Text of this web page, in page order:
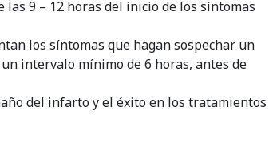
9 – 12 horas del inicio de los síntomas
los síntomas que hagan sospechar un
intervalo mínimo de 6 horas, antes de
del infarto y el éxito en los tratamientos